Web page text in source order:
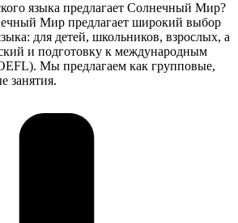
языка предлагает Солнечный Мир?
Мир предлагает широкий выбор
для детей, школьников, взрослых, а
и подготовку к международным
Мы предлагаем как групповые,
занятия.